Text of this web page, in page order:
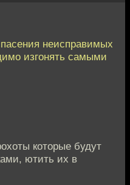
неисправимых
изгонять самыми
которые будут
ютить их в